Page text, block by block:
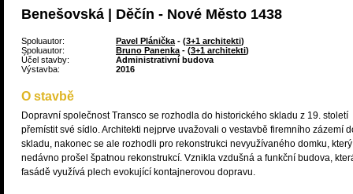
Benešovská | Děčín - Nové Město 1438
Spoluautor: Pavel Plánička - (3+1 architekti)
Spoluautor:
Bruno Panenka - (3+1 architekti)
Účel stavby:
Administrativní budova
Výstavba:
2016
O stavbě
Dopravní společnost Transco se rozhodla do historického skladu z 19. století
přemístit své sídlo. Architekti nejprve uvažovali o vestavbě firemního zázemí
skladu, nakonec se ale rozhodli pro rekonstrukci nevyužívaného domku,
nedávno prošel špatnou rekonstrukcí. Vznikla vzdušná a funkční budova,
fasádě využívá plech evokující kontajnerovou dopravu.